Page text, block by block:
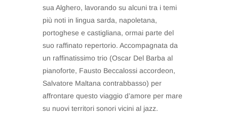
sua Alghero, lavorando su alcuni tra i temi
più noti in lingua sarda, napoletana,
portoghese e castigliana, ormai parte del
suo raffinato repertorio. Accompagnata da
un raffinatissimo trio (Oscar Del Barba al
pianoforte, Fausto Beccalossi accordeon,
Salvatore Maltana contrabbasso) per
affrontare questo viaggio d’amore per mare
su nuovi territori sonori vicini al jazz.